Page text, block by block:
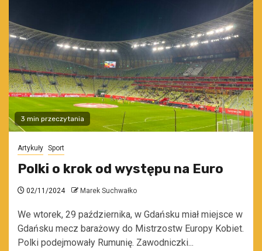
3 min przeczytania
Artykuły Sport
Polki o krok od występu na Euro
02/11/2024 Marek Suchwałko
We wtorek, 29 października, w Gdańsku miał miejsce w
Gdańsku mecz barażowy do Mistrzostw Europy Kobiet.
Polki podejmowały Rumunię. Zawodniczki...